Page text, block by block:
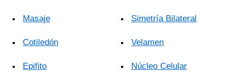
Masaje
Cotiledón
Epifito
Simetría Bilateral
Velamen
Núcleo Celular